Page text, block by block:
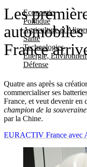
Economie
Politique
Agriculture et
Santé
Technologies
Energie,
Défense
Les
France
Quatre ans après sa
commercialiser ses
France, et veut devenir en
champion de la
par la Chine.
EURACTIV France avec